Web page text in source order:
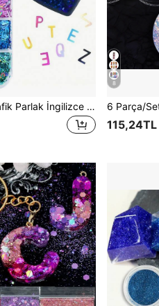
12 adet Holografik Parlak İngilizce Harf Pul, Epoksi Reçine Dolgusu, Lazer Kesim Harf Reçine Sim Dolgusu, Silikon Kalıp, El Yapımı Kendin Yap İçin Uygundur
8
115,24TL